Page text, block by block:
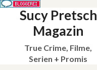
Sucy Pretsch
Magazin
True Crime, Filme,
Serien + Promis